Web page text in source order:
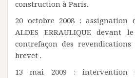
construction à Paris.
20 octobre 2008 : assignation
ALDES ERRAULIQUE devant
contrefaçon des
brevet .
13 mai 2009 : intervention